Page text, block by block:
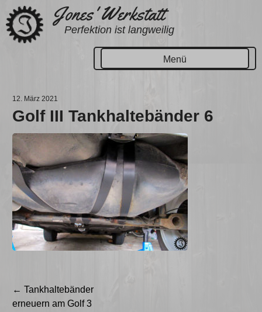
Zum
Inhalt
springen
Jones' Werkstatt
Perfektion ist langweilig
Menü
12. März 2021
Golf III Tankhaltebänder 6
Beitragsnavigation
← Tankhaltebänder
erneuern am Golf 3